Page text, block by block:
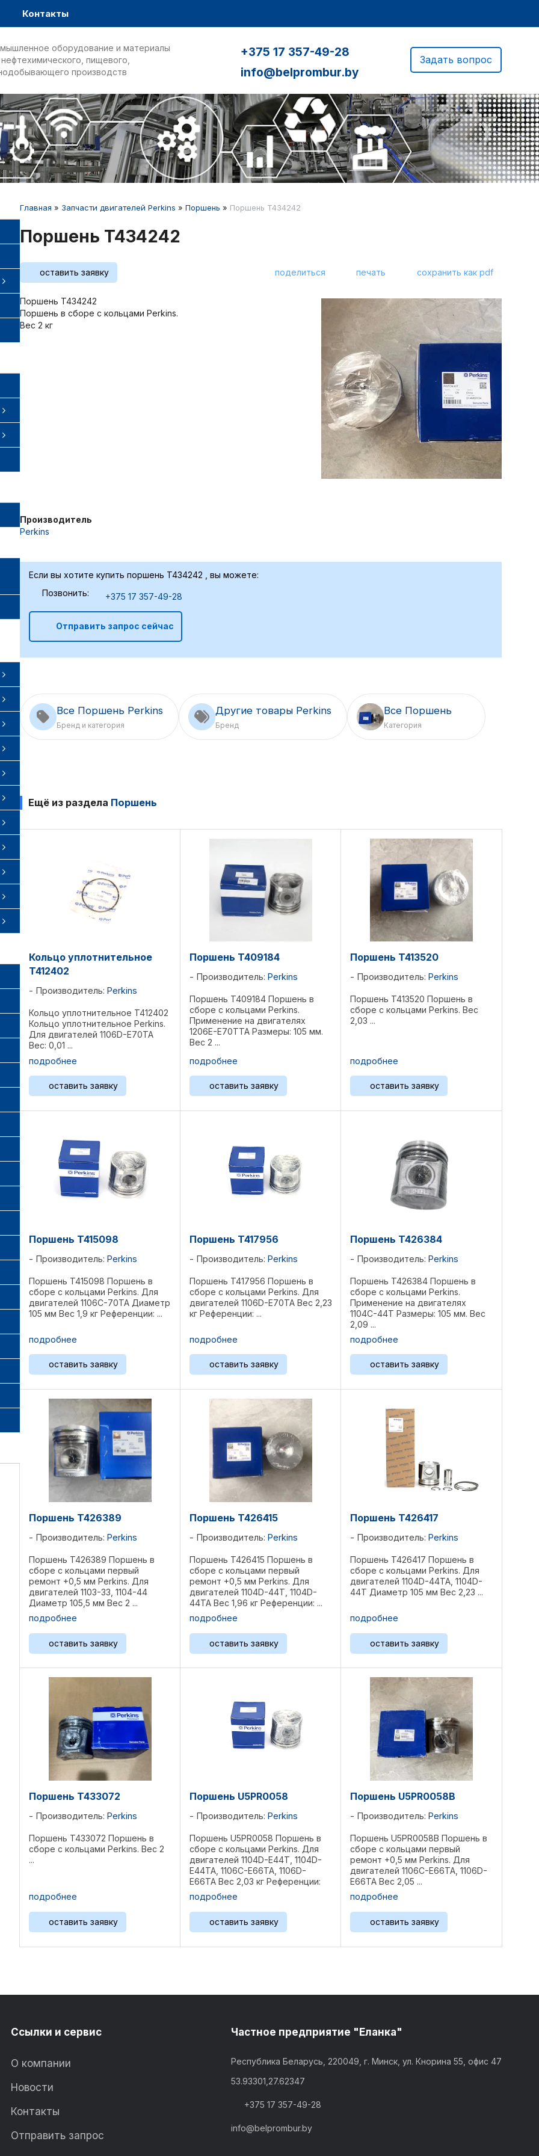
Контакты
оборудование и материалы
пищевого,
производств
+375 17 357-49-28
info@belprombur.by
Задать вопрос
Главная » Запчасти двигателей Perkins » Поршень » Поршень T434242
Поршень T434242
оставить заявку поделиться печать сохранить как pdf
Поршень T434242
Поршень в сборе с кольцами Perkins.
Вес 2 кг
Производитель
Perkins
Если вы хотите купить поршень T434242 , вы можете:
Позвонить:
+375 17 357-49-28
Отправить запрос сейчас
Все Поршень Perkins
Бренд и категория
Другие товары Perkins
Бренд
Все Поршень
Категория
Ещё из раздела Поршень
Кольцо уплотнительное
T412402
Производитель: Perkins
Кольцо уплотнительное T412402
Кольцо уплотнительное Perkins.
Для двигателей 1106D-E70TA
Вес: 0,01 ...
подробнее
оставить заявку
Поршень T409184
Производитель: Perkins
Поршень T409184 Поршень в
сборе с кольцами Perkins.
Применение на двигателях
1206E-E70TTA Размеры: 105 мм.
Вес 2 ...
подробнее
оставить заявку
Поршень T413520
Производитель: Perkins
Поршень T413520 Поршень в
сборе с кольцами Perkins. Вес
2,03 ...
подробнее
оставить заявку
Поршень T415098
Производитель: Perkins
Поршень T415098 Поршень в
сборе с кольцами Perkins. Для
двигателей 1106C-70TA Диаметр
105 мм Вес 1,9 кг Референции: ...
подробнее
оставить заявку
Поршень T417956
Производитель: Perkins
Поршень T417956 Поршень в
сборе с кольцами Perkins. Для
двигателей 1106D-E70TA Вес 2,23
кг Референции: ...
подробнее
оставить заявку
Поршень T426384
Производитель: Perkins
Поршень T426384 Поршень в
сборе с кольцами Perkins.
Применение на двигателях
1104C-44T Размеры: 105 мм. Вес
2,09 ...
подробнее
оставить заявку
Поршень T426389
Производитель: Perkins
Поршень T426389 Поршень в
сборе с кольцами первый
ремонт +0,5 мм Perkins. Для
двигателей 1103-33, 1104-44
Диаметр 105,5 мм Вес 2 ...
подробнее
оставить заявку
Поршень T426415
Производитель: Perkins
Поршень T426415 Поршень в
сборе с кольцами первый
ремонт +0,5 мм Perkins. Для
двигателей 1104D-44T, 1104D-
44TA Вес 1,96 кг Референции: ...
подробнее
оставить заявку
Поршень T426417
Производитель: Perkins
Поршень T426417 Поршень в
сборе с кольцами Perkins. Для
двигателей 1104D-44TA, 1104D-
44T Диаметр 105 мм Вес 2,23 ...
подробнее
оставить заявку
Поршень T433072
Производитель: Perkins
Поршень T433072 Поршень в
сборе с кольцами Perkins. Вес 2
...
подробнее
оставить заявку
Поршень U5PR0058
Производитель: Perkins
Поршень U5PR0058 Поршень в
сборе с кольцами Perkins. Для
двигателей 1104D-E44T, 1104D-
E44TA, 1106C-E66TA, 1106D-
E66TA Вес 2,03 кг Референции:
3135M141, 11010375, ...
подробнее
оставить заявку
Поршень U5PR0058B
Производитель: Perkins
Поршень U5PR0058B Поршень в
сборе с кольцами первый
ремонт +0,5 мм Perkins. Для
двигателей 1106C-E66TA, 1106D-
E66TA Вес 2,05 ...
подробнее
оставить заявку
Ссылки и сервис
О компании
Новости
Контакты
Отправить запрос
Частное предприятие "Еланка"
Республика Беларусь, 220049, г. Минск, ул. Кнорина 55, офис 47
53.93301,27.62347
+375 17 357-49-28
info@belprombur.by